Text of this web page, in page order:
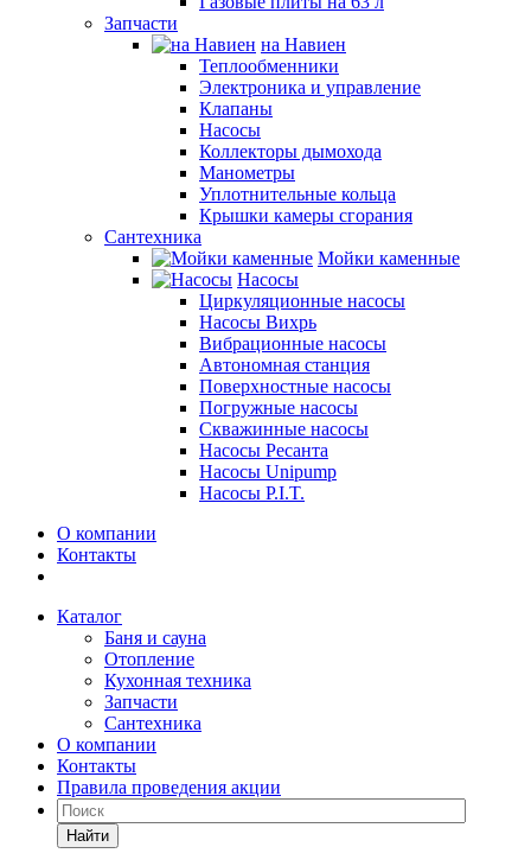
Запчасти
на Навиен
Теплообменники
Электроника и управление
Клапаны
Насосы
Коллекторы дымохода
Манометры
Уплотнительные кольца
Крышки камеры сгорания
Сантехника
Мойки каменные
Насосы
Циркуляционные насосы
Насосы Вихрь
Вибрационные насосы
Автономная станция
Поверхностные насосы
Погружные насосы
Скважинные насосы
Насосы Ресанта
Насосы Unipump
Насосы P.I.T.
О компании
Контакты
Каталог
Баня и сауна
Отопление
Кухонная техника
Запчасти
Сантехника
О компании
Контакты
Правила проведения акции
Найти